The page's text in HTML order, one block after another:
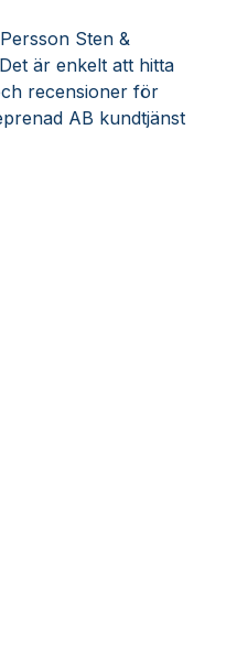
Sten &
är enkelt att hitta
recensioner för
AB kundtjänst